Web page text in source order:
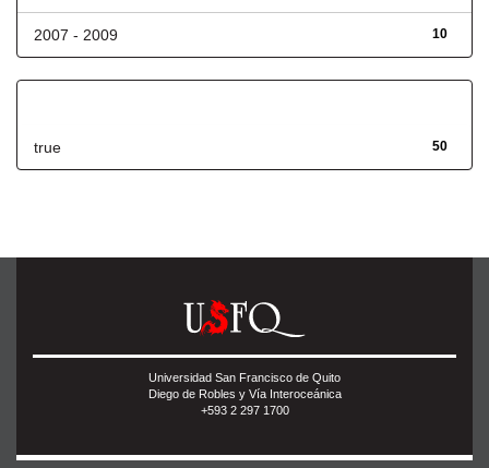
10
2007 - 2009
50
true
Universidad San Francisco de Quito
Diego de Robles y Vía Interoceánica
+593 2 297 1700